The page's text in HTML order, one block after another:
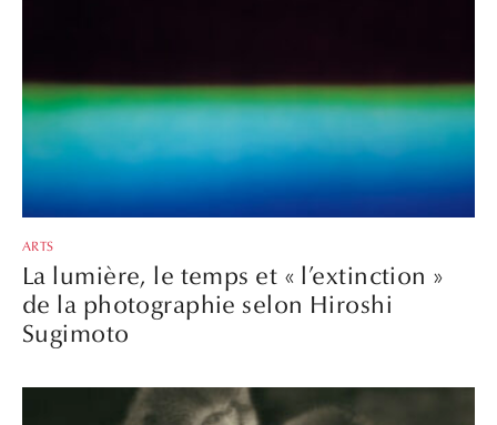
ARTS
La lumière, le temps et « l’extinction »
de la photographie selon Hiroshi
Sugimoto